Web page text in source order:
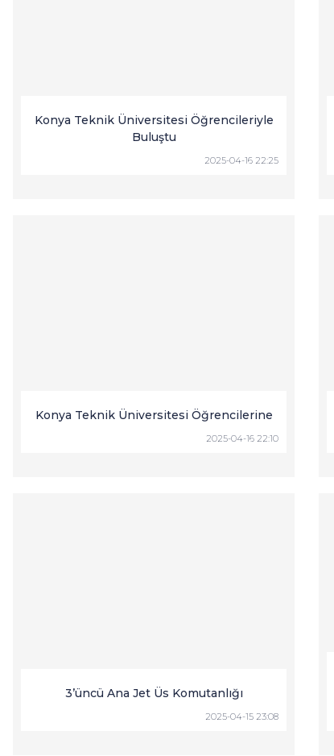
Konya Teknik Üniversitesi Öğrencileriyle
Buluştu
2025-04-16 22:25
Konya Teknik Üniversitesi Öğrencilerine
2025-04-16 22:10
3’üncü Ana Jet Üs Komutanlığı
2025-04-15 23:08